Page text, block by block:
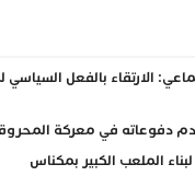
الارتقاء بالفعل السياسي
دفوعاته في معركة